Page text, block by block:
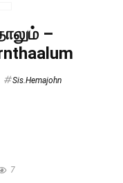
–
Sis.Hemajohn
7